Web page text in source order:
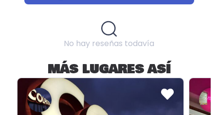
No hay reseñas todavía
MÁS LUGARES ASÍ